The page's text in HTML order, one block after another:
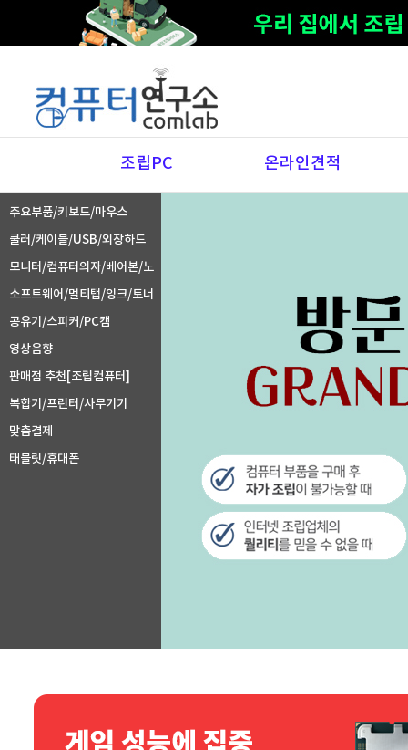
조립PC 온라인견적
주요부품/키보드/마우스
쿨러/케이블/USB/외장하드
모니터/컴퓨터의자/베어본/노
트북주변기기
소프트웨어/멀티탭/잉크/토너
공유기/스피커/PC캠
영상음향
판매점 추천[조립컴퓨터]
복합기/프린터/사무기기
맞춤결제
태블릿/휴대폰